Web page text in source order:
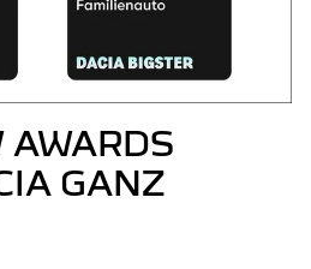
AWARDS
GANZ